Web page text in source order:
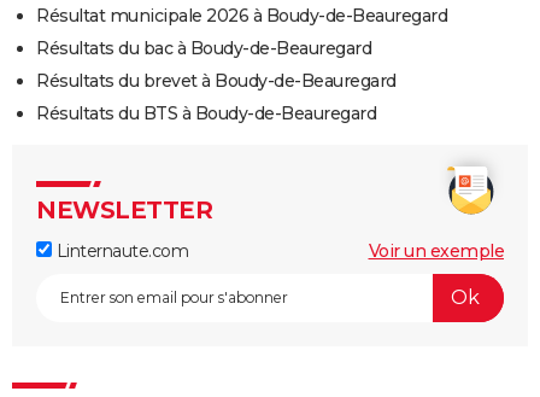
Résultat municipale 2026 à Boudy-de-Beauregard
Résultats du bac à Boudy-de-Beauregard
Résultats du brevet à Boudy-de-Beauregard
Résultats du BTS à Boudy-de-Beauregard
NEWSLETTER
Linternaute.com Voir un exemple